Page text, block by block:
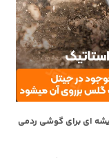
ای برای گوشی ردمی